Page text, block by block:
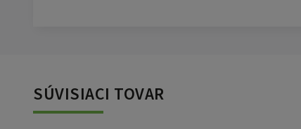
SÚVISIACI TOVAR